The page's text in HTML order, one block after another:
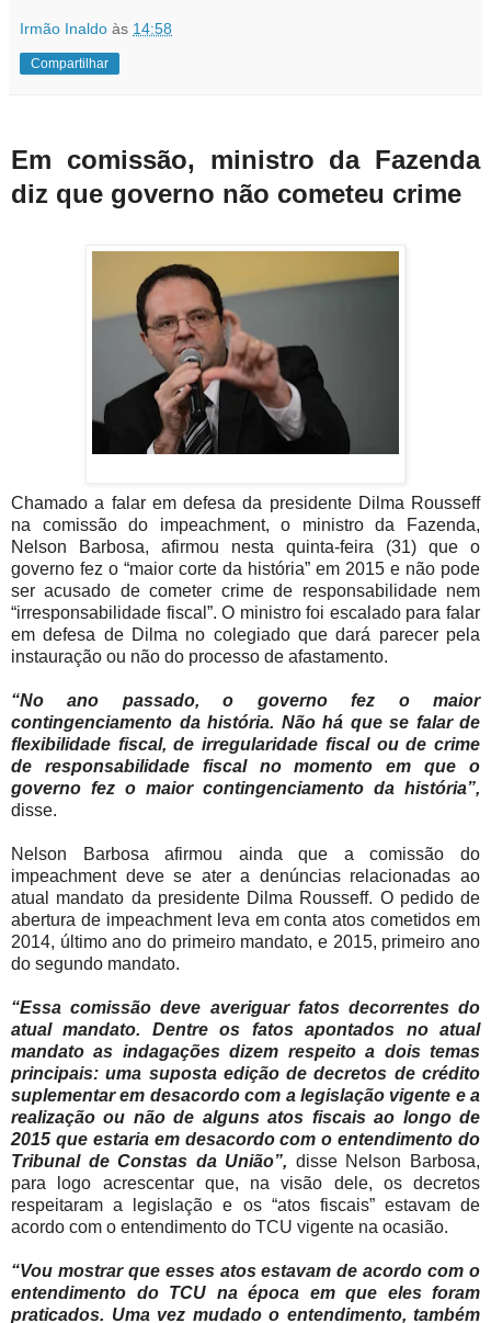
Irmão Inaldo às 14:58
Compartilhar
Em comissão, ministro da Fazenda
diz que governo não cometeu crime
Chamado a falar em defesa da presidente Dilma Rousseff
na comissão do impeachment, o ministro da Fazenda,
Nelson Barbosa, afirmou nesta quinta-feira (31) que o
governo fez o “maior corte da história” em 2015 e não pode
ser acusado de cometer crime de responsabilidade nem
“irresponsabilidade fiscal”. O ministro foi escalado para falar
em defesa de Dilma no colegiado que dará parecer pela
instauração ou não do processo de afastamento.
“No ano passado, o governo fez o maior
contingenciamento da história. Não há que se falar de
flexibilidade fiscal, de irregularidade fiscal ou de crime
de responsabilidade fiscal no momento em que o
governo fez o maior contingenciamento da história”,
disse.
Nelson Barbosa afirmou ainda que a comissão do
impeachment deve se ater a denúncias relacionadas ao
atual mandato da presidente Dilma Rousseff. O pedido de
abertura de impeachment leva em conta atos cometidos em
2014, último ano do primeiro mandato, e 2015, primeiro ano
do segundo mandato.
“Essa comissão deve averiguar fatos decorrentes do
atual mandato. Dentre os fatos apontados no atual
mandato as indagações dizem respeito a dois temas
principais: uma suposta edição de decretos de crédito
suplementar em desacordo com a legislação vigente e a
realização ou não de alguns atos fiscais ao longo de
2015 que estaria em desacordo com o entendimento do
Tribunal de Constas da União”, disse Nelson Barbosa,
para logo acrescentar que, na visão dele, os decretos
respeitaram a legislação e os “atos fiscais” estavam de
acordo com o entendimento do TCU vigente na ocasião.
“Vou mostrar que esses atos estavam de acordo com o
entendimento do TCU na época em que eles foram
praticados. Uma vez mudado o entendimento, também